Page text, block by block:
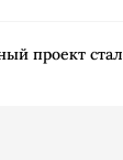
проект стал